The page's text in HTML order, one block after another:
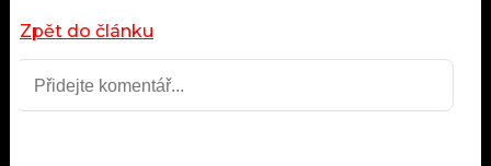
HUDBA
JAK NALADIT
RÁDIO
Zpět do článku